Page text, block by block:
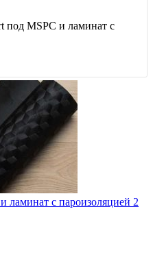
под MSPC и ламинат с
ламинат с пароизоляцией 2